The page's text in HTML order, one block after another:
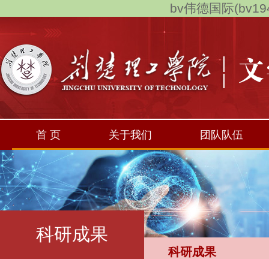
bv伟德国际
首 页 关于我们 团队队伍
科研成果
科研成果